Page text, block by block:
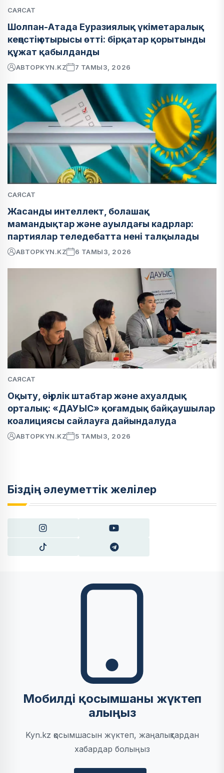
САЯСАТ
Шолпан-Атада Еуразиялық үкіметаралық
кеңестің отырысы өтті: бірқатар қорытынды
құжат қабылданды
АВТОРKYN.KZ 7 ТАМЫЗ, 2026
САЯСАТ
Жасанды интеллект, болашақ
мамандықтар және ауылдағы кадрлар:
партиялар теледебатта нені талқылады
АВТОРKYN.KZ 6 ТАМЫЗ, 2026
САЯСАТ
Оқыту, өңірлік штабтар және ахуалдық
орталық: «ДАУЫС» қоғамдық байқаушылар
коалициясы сайлауға дайындалуда
АВТОРKYN.KZ 5 ТАМЫЗ, 2026
Біздің әлеуметтік желілер
Мобилді қосымшаны жүктеп
алыңыз
Kyn.kz қосымшасын жүктеп, жаңалықтардан
хабардар болыңыз